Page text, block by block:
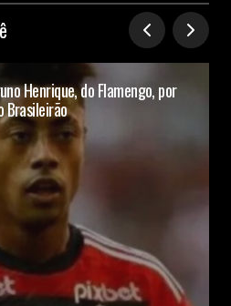
Henrique, do Flamengo, por
Brasileirão